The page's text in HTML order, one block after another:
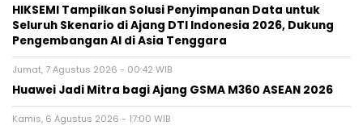
HIKSEMI Tampilkan Solusi Penyimpanan Data untuk
Seluruh Skenario di Ajang DTI Indonesia 2026, Dukung
Pengembangan AI di Asia Tenggara
Jumat, 7 Agustus 2026 - 00:42 WIB
Huawei Jadi Mitra bagi Ajang GSMA M360 ASEAN 2026
Kamis, 6 Agustus 2026 - 17:00 WIB